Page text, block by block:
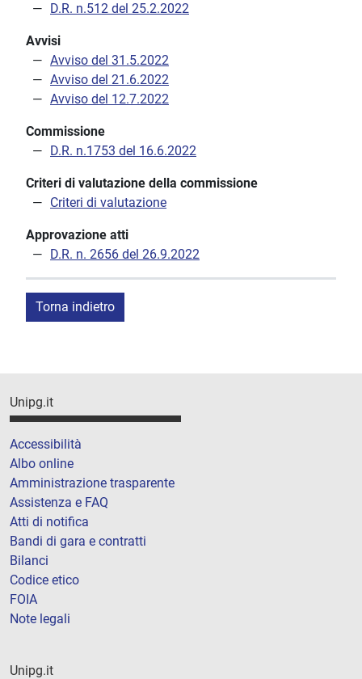
D.R. n.512 del 25.2.2022
Avvisi
Avviso del 31.5.2022
Avviso del 21.6.2022
Avviso del 12.7.2022
Commissione
D.R. n.1753 del 16.6.2022
Criteri di valutazione della commissione
Criteri di valutazione
Approvazione atti
D.R. n. 2656 del 26.9.2022
Torna indietro
Unipg.it
Accessibilità
Albo online
Amministrazione trasparente
Assistenza e FAQ
Atti di notifica
Bandi di gara e contratti
Bilanci
Codice etico
FOIA
Note legali
Unipg.it